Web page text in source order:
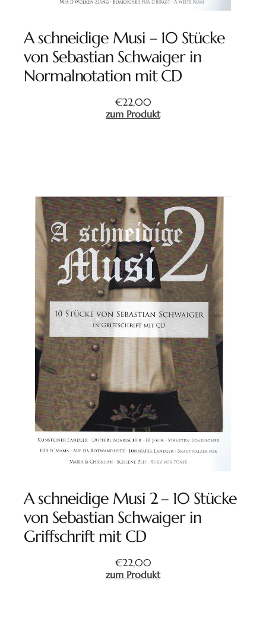
A schneidige Musi – 10 Stücke
von Sebastian Schwaiger in
Normalnotation mit CD
€22,00
zum Produkt
A schneidige Musi 2 – 10 Stücke
von Sebastian Schwaiger in
Griffschrift mit CD
€22,00
zum Produkt